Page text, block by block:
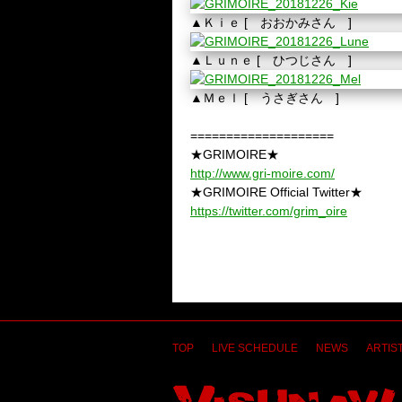
▲Ｋｉｅ [ おおかみさん ]
▲Ｌｕｎｅ [ ひつじさん ]
▲Ｍｅｌ [ うさぎさん ]
====================
★GRIMOIRE★
http://www.gri-moire.com/
★GRIMOIRE Official Twitter★
https://twitter.com/grim_oire
TOP LIVE SCHEDULE NEWS